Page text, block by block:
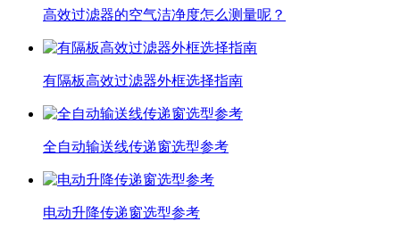
高效过滤器的空气洁净度怎么测量呢？
有隔板高效过滤器外框选择指南
全自动输送线传递窗选型参考
电动升降传递窗选型参考